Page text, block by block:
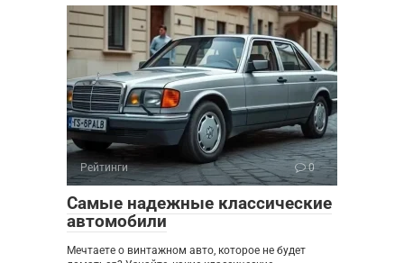
Рейтинги 0
Самые надежные классические
автомобили
Мечтаете о винтажном авто, которое не будет